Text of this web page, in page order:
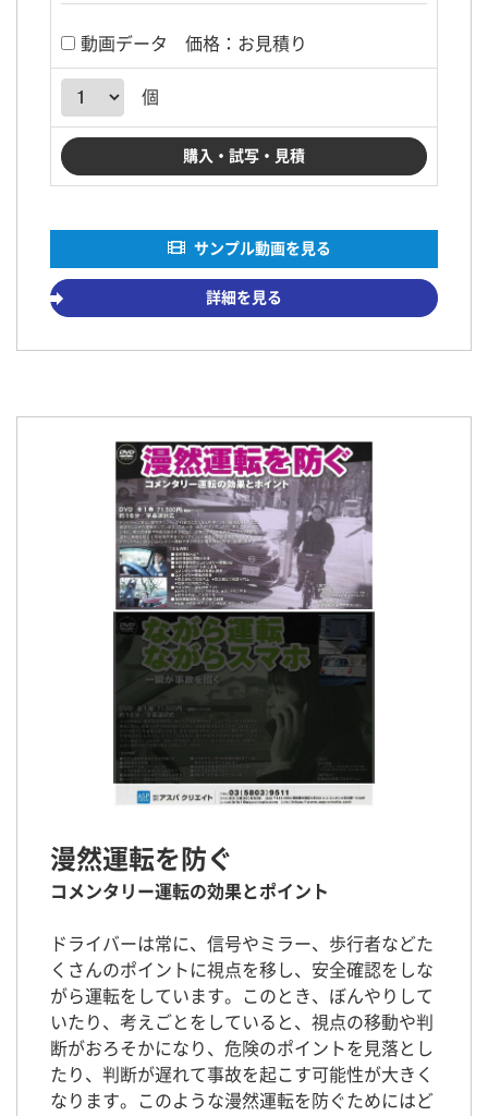
動画データ 価格：お見積り
個
サンプル動画を見る
詳細を見る
漫然運転を防ぐ
コメンタリー運転の効果とポイント
ドライバーは常に、信号やミラー、歩行者などた
くさんのポイントに視点を移し、安全確認をしな
がら運転をしています。このとき、ぼんやりして
いたり、考えごとをしていると、視点の移動や判
断がおろそかになり、危険のポイントを見落とし
たり、判断が遅れて事故を起こす可能性が大きく
なります。このような漫然運転を防ぐためにはど